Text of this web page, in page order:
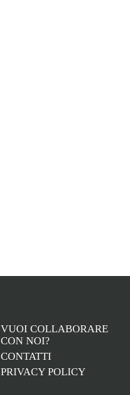
VUOI COLLABORARE
CON NOI?
CONTATTI
PRIVACY POLICY